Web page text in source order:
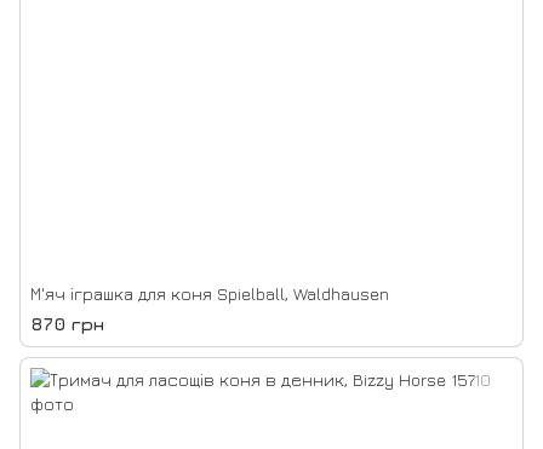
М'яч іграшка для коня Spielball, Waldhausen
870 грн